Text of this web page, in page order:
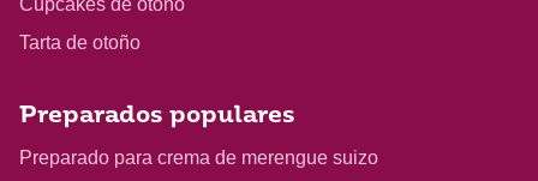
Cupcakes de otoño
Tarta de otoño
Preparados populares
Preparado para crema de merengue suizo